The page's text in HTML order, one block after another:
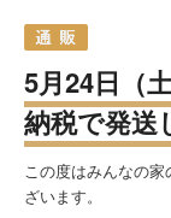
5月24日（
納税で発送
この度はみんなの
ざいます。